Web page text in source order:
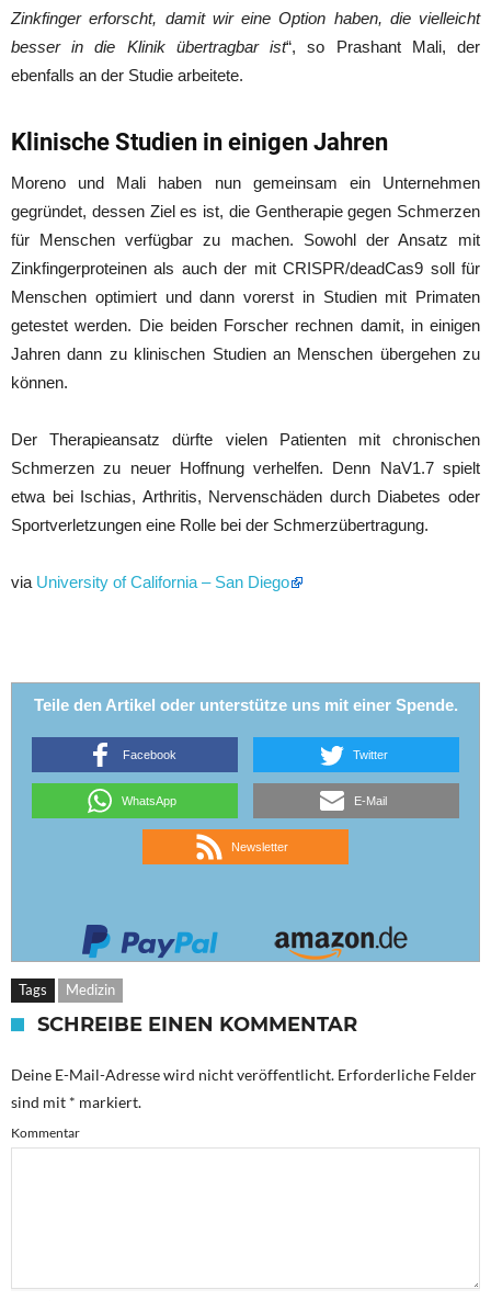
Zinkfinger erforscht, damit wir eine Option haben, die vielleicht
besser in die Klinik übertragbar ist“, so Prashant Mali, der
ebenfalls an der Studie arbeitete.
Klinische Studien in einigen Jahren
Moreno und Mali haben nun gemeinsam ein Unternehmen
gegründet, dessen Ziel es ist, die Gentherapie gegen Schmerzen
für Menschen verfügbar zu machen. Sowohl der Ansatz mit
Zinkfingerproteinen als auch der mit CRISPR/deadCas9 soll für
Menschen optimiert und dann vorerst in Studien mit Primaten
getestet werden. Die beiden Forscher rechnen damit, in einigen
Jahren dann zu klinischen Studien an Menschen übergehen zu
können.
Der Therapieansatz dürfte vielen Patienten mit chronischen
Schmerzen zu neuer Hoffnung verhelfen. Denn NaV1.7 spielt
etwa bei Ischias, Arthritis, Nervenschäden durch Diabetes oder
Sportverletzungen eine Rolle bei der Schmerzübertragung.
via University of California – San Diego
Teile den Artikel oder unterstütze uns mit einer Spende.
Facebook Twitter
WhatsApp E-Mail
Newsletter
Tags Medizin
SCHREIBE EINEN KOMMENTAR
Deine E-Mail-Adresse wird nicht veröffentlicht. Erforderliche Felder
sind mit * markiert.
Kommentar